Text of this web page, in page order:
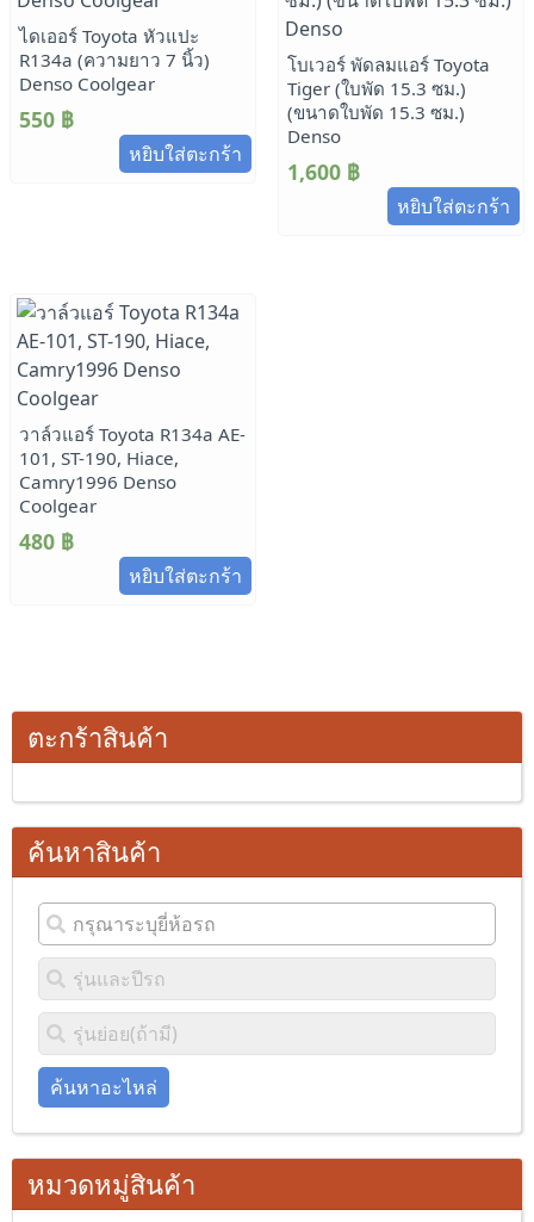
ไดเออร์ Toyota หัวแปะ
R134a (ความยาว 7 นิ้ว)
Denso Coolgear
550 ฿
หยิบใส่ตะกร้า
โบเวอร์ พัดลมแอร์ Toyota
Tiger (ใบพัด 15.3 ซม.)
(ขนาดใบพัด 15.3 ซม.)
Denso
1,600 ฿
หยิบใส่ตะกร้า
วาล์วแอร์ Toyota R134a AE-
101, ST-190, Hiace,
Camry1996 Denso
Coolgear
480 ฿
หยิบใส่ตะกร้า
ตะกร้าสินค้า
ค้นหาสินค้า
ค้นหาอะไหล่
หมวดหมู่สินค้า